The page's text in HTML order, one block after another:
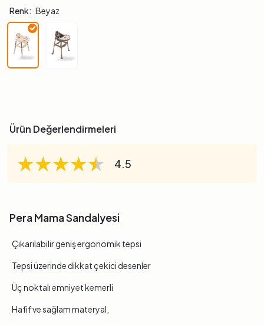
Renk: Beyaz
Ürün Değerlendirmeleri
★★★★★
★★★★★
★★★★★ 4.5
Pera Mama Sandalyesi
Çıkarılabilir geniş ergonomik tepsi
Tepsi üzerinde dikkat çekici desenler
Üç noktalı emniyet kemerli
Hafif ve sağlam materyal,